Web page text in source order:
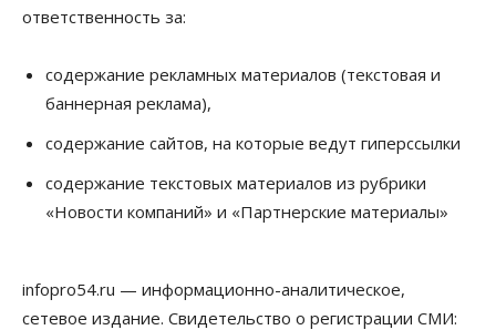
ответственность за:
содержание рекламных материалов (текстовая и
баннерная реклама),
содержание сайтов, на которые ведут гиперссылки
содержание текстовых материалов из рубрики
«Новости компаний» и «Партнерские материалы»
infopro54.ru — информационно-аналитическое,
сетевое издание. Свидетельство о регистрации СМИ: